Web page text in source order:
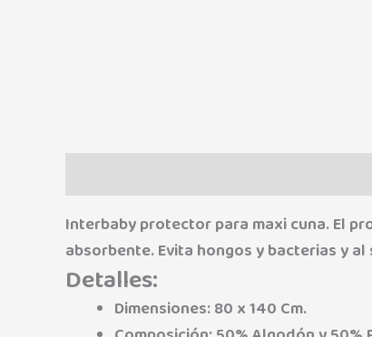
Interbaby protector para maxi cuna. El
absorbente. Evita hongos y bacterias y
Detalles:
Dimensiones: 80 x 140 Cm.